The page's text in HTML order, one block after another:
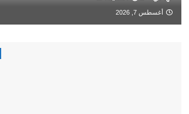
أغسطس 7, 2026